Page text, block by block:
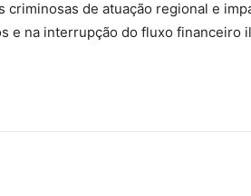
de atuação regional e
e na interrupção do fluxo financeiro